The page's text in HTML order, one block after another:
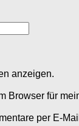
anzeigen.
Browser für
per E-Mail